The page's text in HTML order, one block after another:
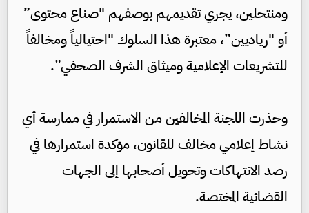
ومنتحلين، يجري تقديمهم بوصفهم "صناع محتوى”
أو "رياديين”، معتبرة هذا السلوك "احتيالياً ومخالفاً
للتشريعات الإعلامية وميثاق الشرف الصحفي”.
وحذرت اللجنة المخالفين من الاستمرار في ممارسة أي
نشاط إعلامي مخالف للقانون، مؤكدة استمرارها في
رصد الانتهاكات وتحويل أصحابها إلى الجهات
القضائية المختصة.